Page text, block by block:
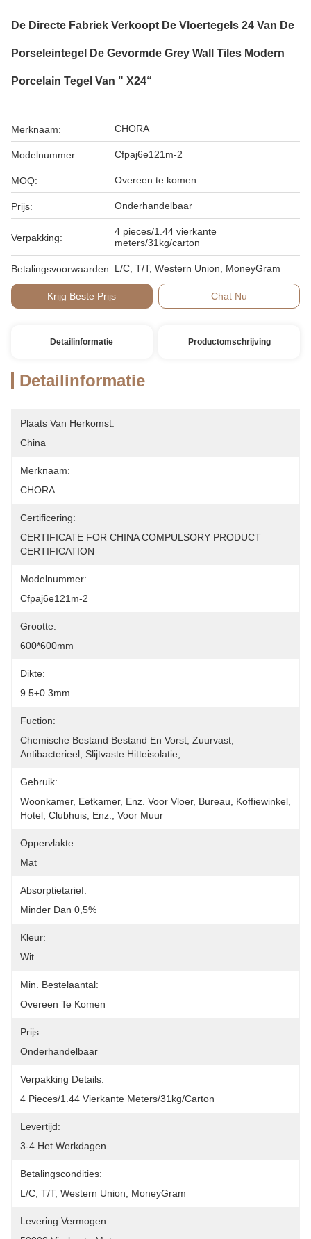
De Directe Fabriek Verkoopt De Vloertegels 24 Van De
Porseleintegel De Gevormde Grey Wall Tiles Modern
Porcelain Tegel Van " X24“
Merknaam: CHORA
Modelnummer: Cfpaj6e121m-2
MOQ: Overeen te komen
Prijs: Onderhandelbaar
Verpakking:
4 pieces/1.44 vierkante
meters/31kg/carton
Betalingsvoorwaarden: L/C, T/T, Western Union, MoneyGram
Krijg Beste Prijs Chat Nu
Detailinformatie Productomschrijving
Detailinformatie
Plaats Van Herkomst:
China
Merknaam:
CHORA
Certificering:
CERTIFICATE FOR CHINA COMPULSORY PRODUCT
CERTIFICATION
Modelnummer:
Cfpaj6e121m-2
Grootte:
600*600mm
Dikte:
9.5±0.3mm
Fuction:
Chemische Bestand Bestand En Vorst, Zuurvast,
Antibacterieel, Slijtvaste Hitteisolatie,
Gebruik:
Woonkamer, Eetkamer, Enz. Voor Vloer, Bureau, Koffiewinkel,
Hotel, Clubhuis, Enz., Voor Muur
Oppervlakte:
Mat
Absorptietarief:
Minder Dan 0,5%
Kleur:
Wit
Min. Bestelaantal:
Overeen Te Komen
Prijs:
Onderhandelbaar
Verpakking Details:
4 Pieces/1.44 Vierkante Meters/31kg/carton
Levertijd:
3-4 Het Werkdagen
Betalingscondities:
L/C, T/T, Western Union, MoneyGram
Levering Vermogen: